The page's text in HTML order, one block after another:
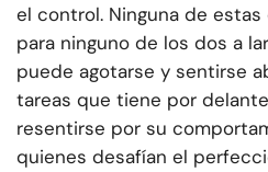
el control. Ninguna de
para ninguno de los dos a
puede agotarse y sentirse
tareas que tiene por
resentirse por su
quienes desafían el